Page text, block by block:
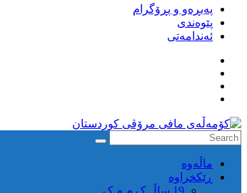
پەیڕەو و پڕۆگرام
پێوەندی
ئەندامەتی
كۆمه‌ڵه‌ی
مافی
مرۆڤی
ماڵه‌وه‌
ڕێکخراوە
19 ساڵ ک م م ک